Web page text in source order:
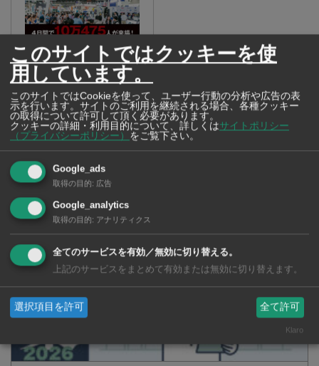
ASEAN最大級の金属・工作機械展
示会「METALEX 2019」開催！
SNSで毎日ニュースを配信中！
このサイトではクッキーを使
用しています。
このサイトではCookieを使って、ユーザー行動の分析や広告の表
示を行います。サイトのご利用を継続される場合、各種クッキー
の取得について許可して頂く必要があります。
クッキーの詳細・利用目的について、詳しくはサイトポリシー
（プライバシーポリシー）
をご覧下さい。
Google_ads
取得の目的: 広告
Google_analytics
取得の目的: アナリティクス
全てのサービスを有効／無効に切り替える。
上記のサービスをまとめて有効または無効に切り替えます。
選択項目を許可 全て許可
Klaro